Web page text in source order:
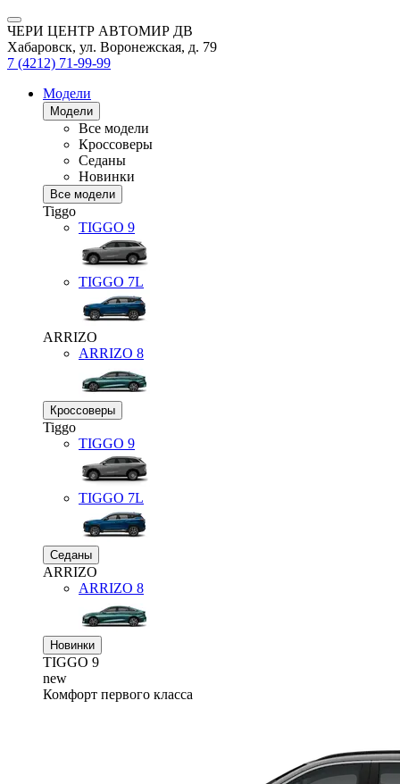
ЧЕРИ ЦЕНТР АВТОМИР ДВ
Хабаровск, ул. Воронежская, д. 79
7 (4212) 71-99-99
Модели
Модели
Все модели
Кроссоверы
Седаны
Новинки
Все модели
Tiggo
TIGGO 9
TIGGO 7L
ARRIZO
ARRIZO 8
Кроссоверы
Tiggo
TIGGO 9
TIGGO 7L
Седаны
ARRIZO
ARRIZO 8
Новинки
TIGGO 9
new
Комфорт первого класса